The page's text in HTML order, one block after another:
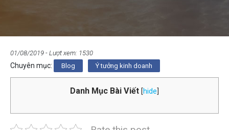
01/08/2019 - Lượt xem: 1530
Chuyên mục: Blog Ý tưởng kinh doanh
Danh Mục Bài Viết [hide